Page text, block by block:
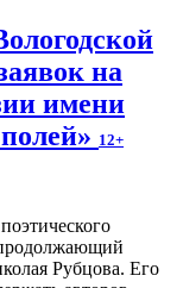
на
имени
12+
Рубцова. Его